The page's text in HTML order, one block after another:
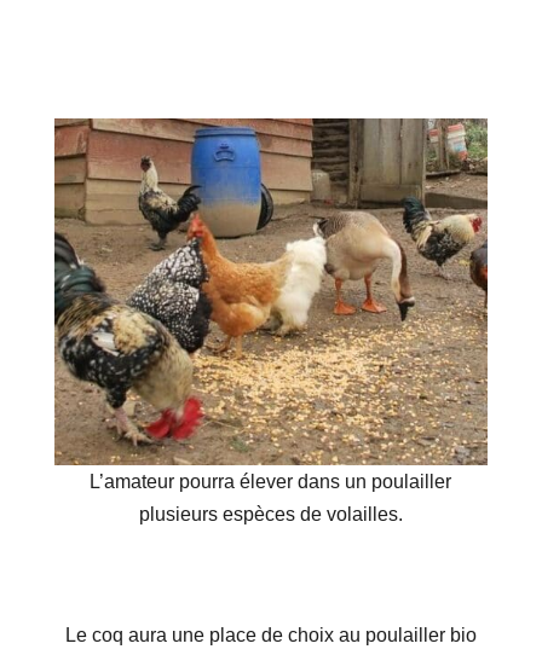
L’amateur pourra élever dans un poulailler
plusieurs espèces de volailles.
Le coq aura une place de choix au poulailler bio